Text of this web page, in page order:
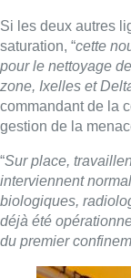
“Grâce aux
pour nos
l’Armée, est
indique ce
Il s’agit de la
Bruxelles, après
Anderlecht. Cette
7 jours/7.
Si les deux autres